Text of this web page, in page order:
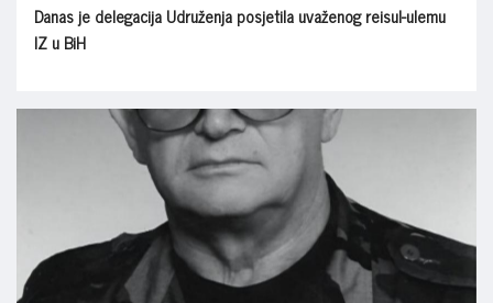
Danas je delegacija Udruženja posjetila uvaženog reisul-ulemu
IZ u BiH